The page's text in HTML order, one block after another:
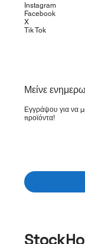
Instagram
Facebook
X
Tik Tok
​Μείνε
Εγγράψου για να
προϊόντα!